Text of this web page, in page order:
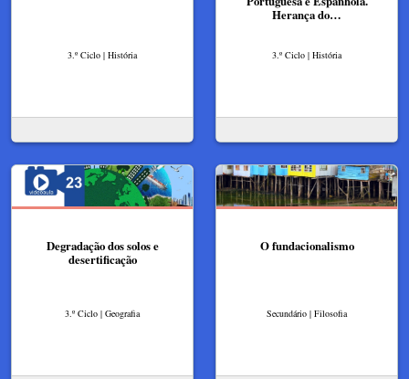
3.º Ciclo | História
Herança do…
3.º Ciclo | História
Degradação dos solos e
desertificação
3.º Ciclo | Geografia
O fundacionalismo
Secundário | Filosofia